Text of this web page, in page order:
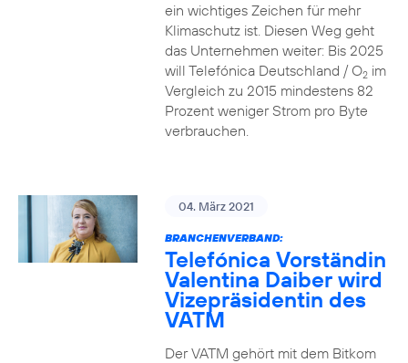
ein wichtiges Zeichen für mehr
Klimaschutz ist. Diesen Weg geht
das Unternehmen weiter: Bis 2025
will Telefónica Deutschland / O2im
Vergleich zu 2015 mindestens 82
Prozent weniger Strom pro Byte
verbrauchen.
04. März 2021
BRANCHENVERBAND:
Telefónica Vorständin
Valentina Daiber wird
Vizepräsidentin des
VATM
Der VATM gehört mit dem Bitkom